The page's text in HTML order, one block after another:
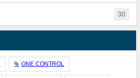
30
ONE CONTROL